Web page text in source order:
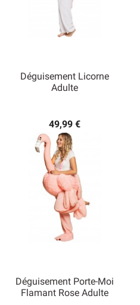
Déguisement Licorne
Adulte
49,99 €
Déguisement Porte-Moi
Flamant Rose Adulte